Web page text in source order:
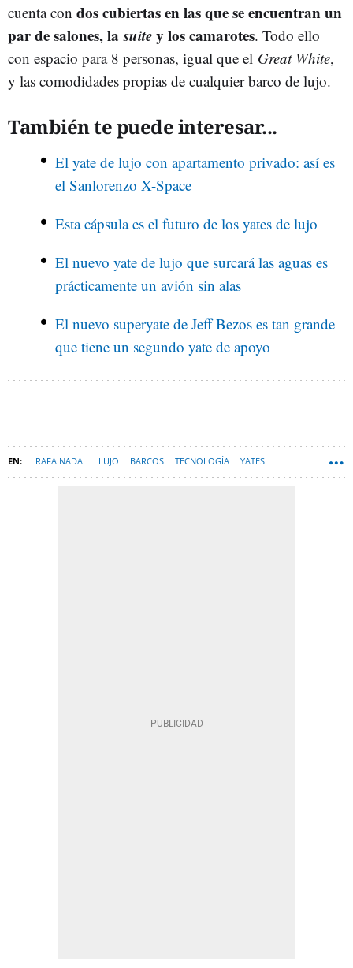
cuenta con dos cubiertas en las que se encuentran un
par de salones, lasuitey los camarotes. Todo ello
con espacio para 8 personas, igual que el Great White,
y las comodidades propias de cualquier barco de lujo.
También te puede interesar...
El yate de lujo con apartamento privado: así es
el Sanlorenzo X-Space
Esta cápsula es el futuro de los yates de lujo
El nuevo yate de lujo que surcará las aguas es
prácticamente un avión sin alas
El nuevo superyate de Jeff Bezos es tan grande
que tiene un segundo yate de apoyo
RAFA NADAL LUJO BARCOS TECNOLOGÍA YATES